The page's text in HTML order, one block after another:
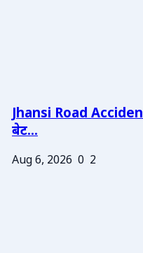
Jhansi Road
बेट...
Aug 6, 2026 0 2